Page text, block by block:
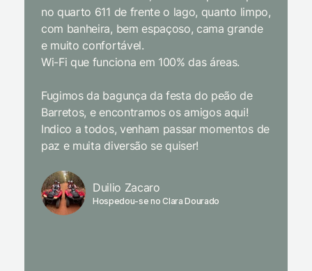
no quarto 611 de frente o lago, quanto limpo,
com banheira, bem espaçoso, cama grande
e muito confortável.
Wi-Fi que funciona em 100% das áreas.
Fugimos da bagunça da festa do peão de
Barretos, e encontramos os amigos aqui!
Indico a todos, venham passar momentos de
paz e muita diversão se quiser!
Duilio Zacaro
Hospedou-se no Clara Dourado